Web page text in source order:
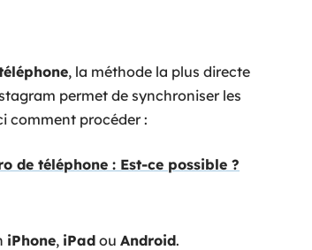
, la méthode la plus directe
permet de synchroniser les
comment procéder :
de téléphone : Est-ce possible ?
iPhone, iPad ou Android.